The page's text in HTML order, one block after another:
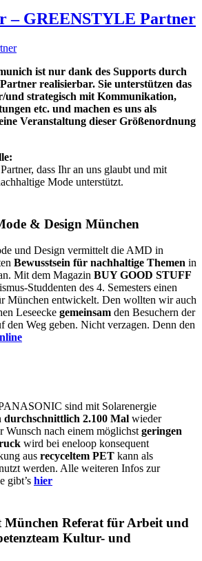
– GREENSTYLE Partner
ist nur dank des Supports durch
realisierbar. Sie unterstützen das
und strategisch mit Kommunikation,
etc. und machen es uns als
Veranstaltung dieser Größenordnung
dass Ihr an uns glaubt und mit
Mode unterstützt.
& Design München
und Design vermittelt die AMD in
Bewusstsein für nachhaltige Themen in
Mit dem Magazin BUY GOOD STUFF
Studdenten des 4. Semesters einen
München entwickelt. Den wollten wir auch
Leseecke gemeinsam den Besuchern der
Weg geben. Nicht verzagen. Denn den
sind mit Solarenergie
durchschnittlich 2.100 Mal wieder
Wunsch nach einem möglichst geringen
wird bei eneloop konsequent
aus recyceltem PET kann als
werden. Alle weiteren Infos zur
gibt’s hier
München Referat für Arbeit und
Kultur- und